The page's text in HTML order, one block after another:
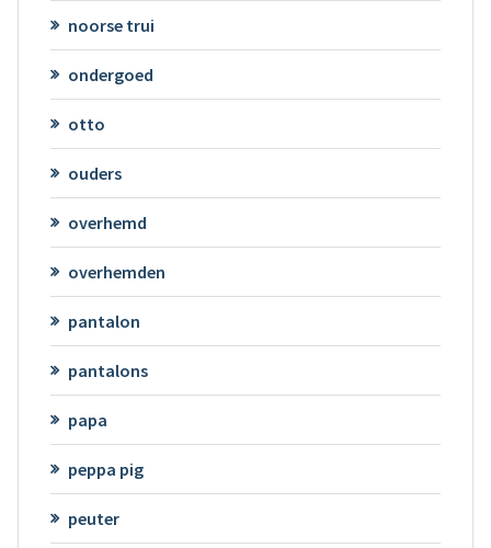
noorse trui
ondergoed
otto
ouders
overhemd
overhemden
pantalon
pantalons
papa
peppa pig
peuter